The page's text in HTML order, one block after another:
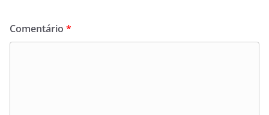
Comentário *